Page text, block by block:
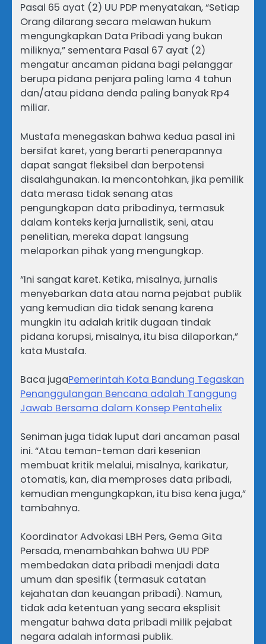
Pasal 65 ayat (2) UU PDP menyatakan, “Setiap
Orang dilarang secara melawan hukum
mengungkapkan Data Pribadi yang bukan
miliknya,” sementara Pasal 67 ayat (2)
mengatur ancaman pidana bagi pelanggar
berupa pidana penjara paling lama 4 tahun
dan/atau pidana denda paling banyak Rp4
miliar.
Mustafa menegaskan bahwa kedua pasal ini
bersifat karet, yang berarti penerapannya
dapat sangat fleksibel dan berpotensi
disalahgunakan. Ia mencontohkan, jika pemilik
data merasa tidak senang atas
pengungkapan data pribadinya, termasuk
dalam konteks kerja jurnalistik, seni, atau
penelitian, mereka dapat langsung
melaporkan pihak yang mengungkap.
“Ini sangat karet. Ketika, misalnya, jurnalis
menyebarkan data atau nama pejabat publik
yang kemudian dia tidak senang karena
mungkin itu adalah kritik dugaan tindak
pidana korupsi, misalnya, itu bisa dilaporkan,”
kata Mustafa.
Baca jugaPemerintah Kota Bandung Tegaskan
Penanggulangan Bencana adalah Tanggung
Jawab Bersama dalam Konsep Pentahelix
Seniman juga tidak luput dari ancaman pasal
ini. “Atau teman-teman dari kesenian
membuat kritik melalui, misalnya, karikatur,
otomatis, kan, dia memproses data pribadi,
kemudian mengungkapkan, itu bisa kena juga,”
tambahnya.
Koordinator Advokasi LBH Pers, Gema Gita
Persada, menambahkan bahwa UU PDP
membedakan data pribadi menjadi data
umum dan spesifik (termasuk catatan
kejahatan dan keuangan pribadi). Namun,
tidak ada ketentuan yang secara eksplisit
mengatur bahwa data pribadi milik pejabat
negara adalah informasi publik.